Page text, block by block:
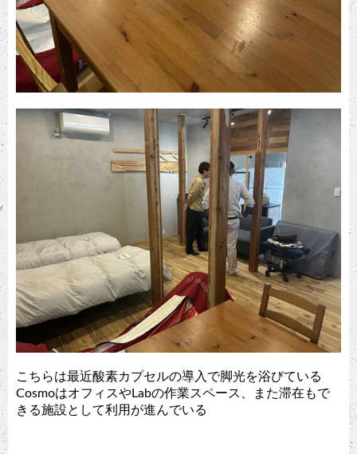
こちらは最近酸素カプセルの導入で脚光を浴びている
CosmoはオフィスやLabの作業スペース、また滞在もで
きる施設として利用が進んでいる